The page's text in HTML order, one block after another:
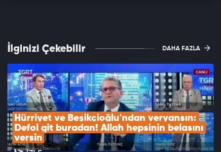
İlginizi Çekebilir DAHA FAZLA
Hürriyet ve Beşikçioğlu'ndan veryansın:
Defol git buradan! Allah hepsinin belasını
versin